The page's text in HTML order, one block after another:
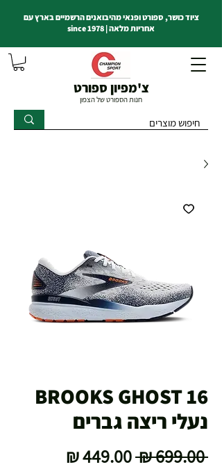
צ'מפיון ספורט
חנות הספורט של הצפון
ציוד כושר, ספורט ופנאי מהיבואנים הרשמיים בארץ עם
אחריות מלאה | since 1978
BROOKS GHOST 16
נעלי ריצה גברים
‏699.00 ‏₪
מחיר